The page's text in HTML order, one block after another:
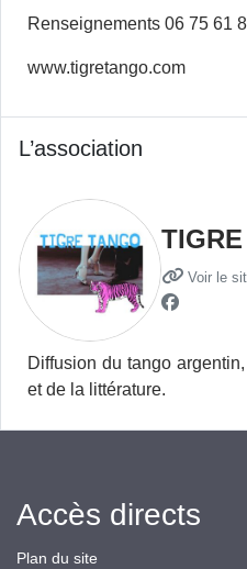
Renseignements 06 75 61
www.tigretango.com
L’association
Voir le
Diffusion du tango
et de la littérature.
Accès directs
Plan du site